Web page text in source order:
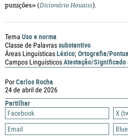
PorCarlos Rocha
24 de abril de 2026
Partilhar
Facebook
X
Email
punições» (Dicionário Houaiss).
Tema Uso e norma
Classe de Palavrassubstantivo
Áreas LinguísticasLéxico;Ortografia/
Campos LinguísticosAtestação/Significado